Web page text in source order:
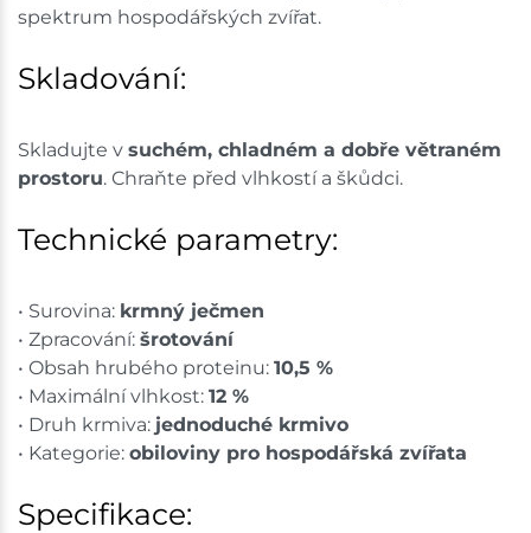
spektrum hospodářských zvířat.
Skladování:
Skladujte v suchém, chladném a dobře větraném
prostoru. Chraňte před vlhkostí a škůdci.
Technické parametry:
• Surovina: krmný ječmen
• Zpracování: šrotování
• Obsah hrubého proteinu: 10,5 %
• Maximální vlhkost: 12 %
• Druh krmiva: jednoduché krmivo
• Kategorie: obiloviny pro hospodářská zvířata
Specifikace: